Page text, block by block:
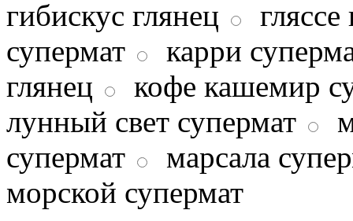
гибискус глянец
гляссе
супермат
карри
глянец
кофе кашемир
лунный свет супермат
супермат
марсала
морской супермат